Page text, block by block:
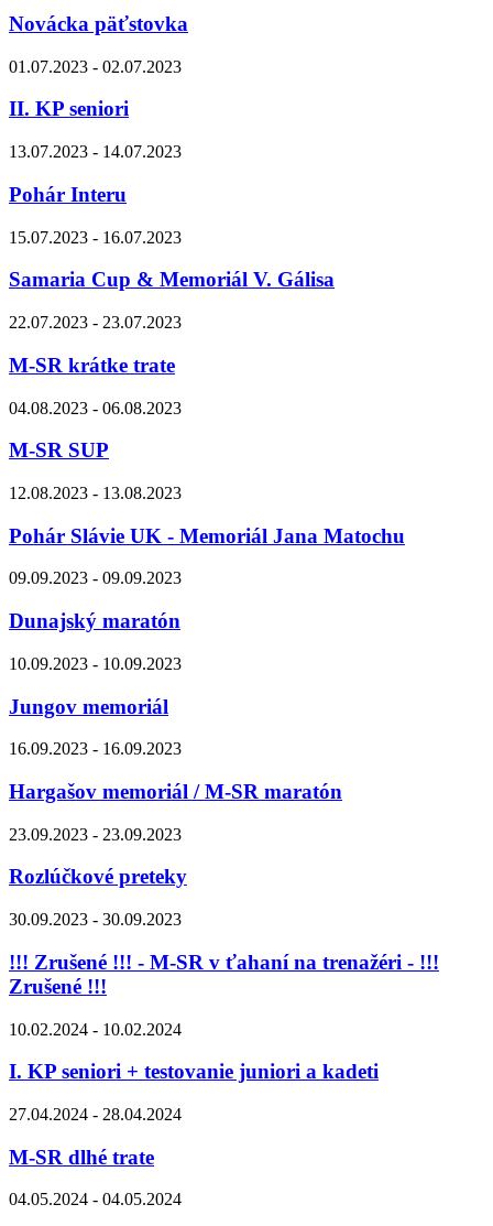
Novácka päťstovka
01.07.2023 - 02.07.2023
II. KP seniori
13.07.2023 - 14.07.2023
Pohár Interu
15.07.2023 - 16.07.2023
Samaria Cup & Memoriál V. Gálisa
22.07.2023 - 23.07.2023
M-SR krátke trate
04.08.2023 - 06.08.2023
M-SR SUP
12.08.2023 - 13.08.2023
Pohár Slávie UK - Memoriál Jana Matochu
09.09.2023 - 09.09.2023
Dunajský maratón
10.09.2023 - 10.09.2023
Jungov memoriál
16.09.2023 - 16.09.2023
Hargašov memoriál / M-SR maratón
23.09.2023 - 23.09.2023
Rozlúčkové preteky
30.09.2023 - 30.09.2023
!!! Zrušené !!! - M-SR v ťahaní na trenažéri - !!!
Zrušené !!!
10.02.2024 - 10.02.2024
I. KP seniori + testovanie juniori a kadeti
27.04.2024 - 28.04.2024
M-SR dlhé trate
04.05.2024 - 04.05.2024